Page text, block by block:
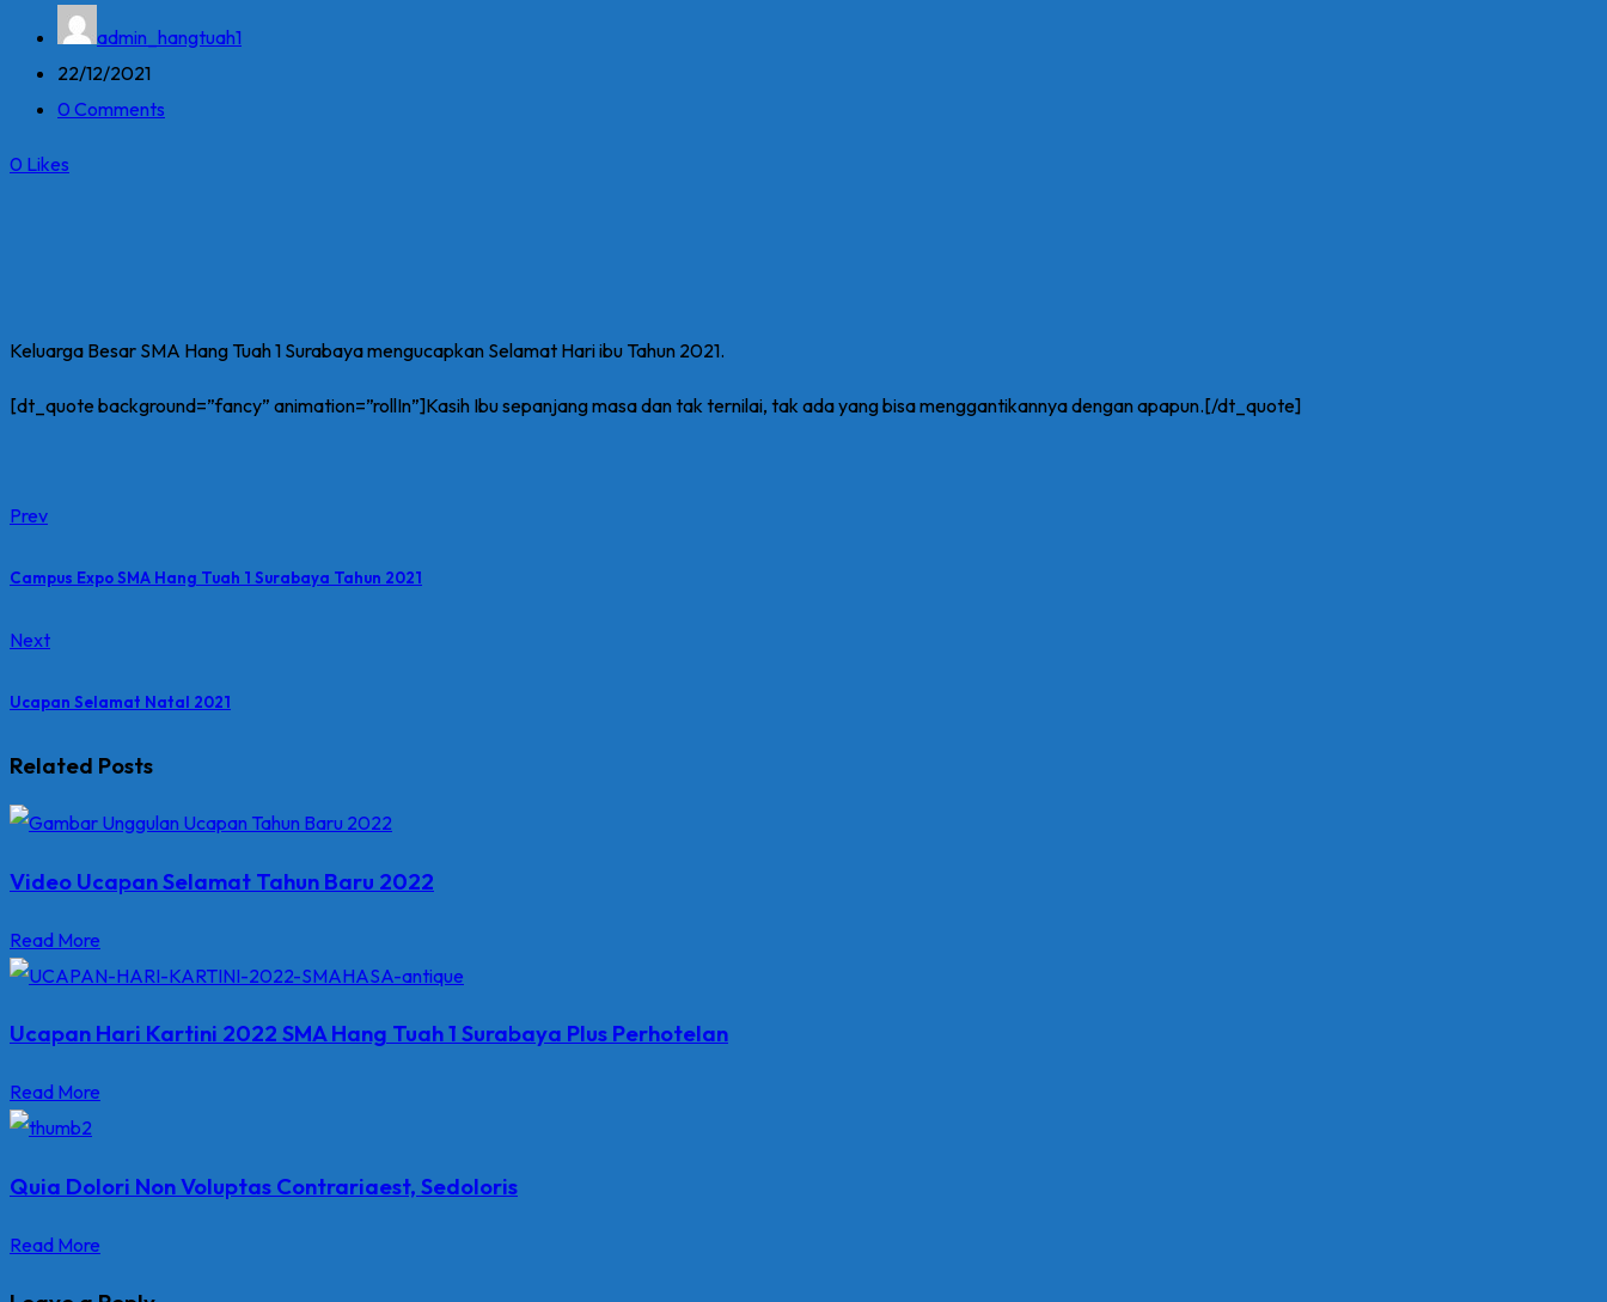
admin_hangtuah1
22/12/2021
0 Comments
0 Likes
Keluarga Besar SMA Hang Tuah 1 Surabaya mengucapkan Selamat Hari ibu Tahun 2021.
[dt_quote background=”fancy” animation=”rollIn”]Kasih Ibu sepanjang masa dan tak ternilai, tak ada yang bisa menggantikannya dengan apapun.[/dt_quote]
Prev
Campus Expo SMA Hang Tuah 1 Surabaya Tahun 2021
Next
Ucapan Selamat Natal 2021
Related Posts
Video Ucapan Selamat Tahun Baru 2022
Read More
Ucapan Hari Kartini 2022 SMA Hang Tuah 1 Surabaya Plus Perhotelan
Read More
Quia Dolori Non Voluptas Contrariaest, Sedoloris
Read More